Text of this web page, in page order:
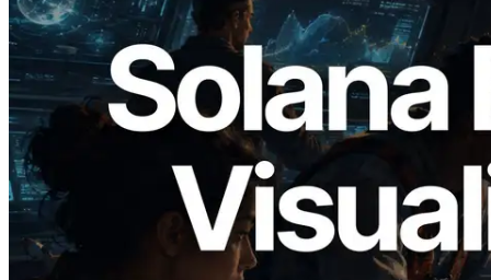
2026.05.24
Validators Solutions veröffentlicht Solana
Block Analyzer – Visualisierung der
Blockproduktionszeit pro Slot und der
zugewiesenen Validatoren